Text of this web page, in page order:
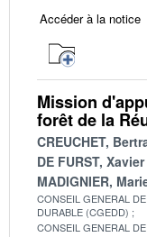
Accéder à la notice
Mission
forêt de la
CREUCHET,
DE FURST, Xavier
MADIGNIER,
CONSEIL GENERAL
DURABLE (CGEDD)
CONSEIL GENERAL